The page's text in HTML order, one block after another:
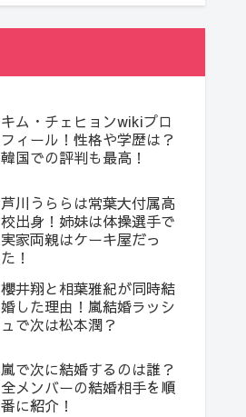
キム・チェヒョンwikiプロ
フィール！性格や学歴は？
韓国での評判も最高！
芦川うららは常葉大付属高
校出身！姉妹は体操選手で
実家両親はケーキ屋だっ
た！
櫻井翔と相葉雅紀が同時結
婚した理由！嵐結婚ラッシ
ュで次は松本潤？
嵐で次に結婚するのは誰？
全メンバーの結婚相手を順
番に紹介！